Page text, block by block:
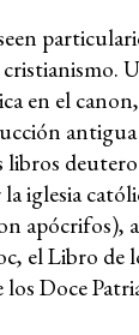
en el
libros
iglesia
apócrifos),
el Libro de
Doce